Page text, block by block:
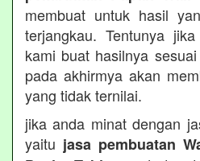
membuat untuk hasil
terjangkau. Tentunya
kami buat hasilnya
pada akhirmya akan
yang tidak ternilai.
jika anda minat dengan
yaitu jasa pembuatan